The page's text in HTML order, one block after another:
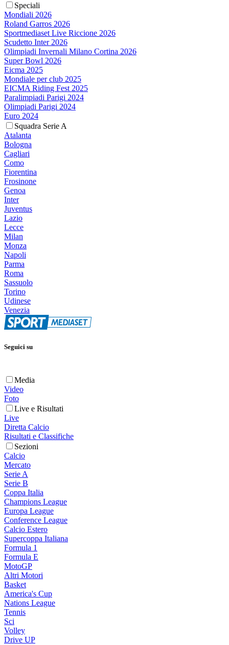
Speciali
Mondiali 2026
Roland Garros 2026
Sportmediaset Live Riccione 2026
Scudetto Inter 2026
Olimpiadi Invernali Milano Cortina 2026
Super Bowl 2026
Eicma 2025
Mondiale per club 2025
EICMA Riding Fest 2025
Paralimpiadi Parigi 2024
Olimpiadi Parigi 2024
Euro 2024
Squadra Serie A
Atalanta
Bologna
Cagliari
Como
Fiorentina
Frosinone
Genoa
Inter
Juventus
Lazio
Lecce
Milan
Monza
Napoli
Parma
Roma
Sassuolo
Torino
Udinese
Venezia
Seguici su
Media
Video
Foto
Live e Risultati
Live
Diretta Calcio
Risultati e Classifiche
Sezioni
Calcio
Mercato
Serie A
Serie B
Coppa Italia
Champions League
Europa League
Conference League
Calcio Estero
Supercoppa Italiana
Formula 1
Formula E
MotoGP
Altri Motori
Basket
America's Cup
Nations League
Tennis
Sci
Volley
Drive UP